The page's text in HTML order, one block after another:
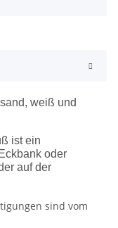
weiß und
ist ein
oder
auf der
sind vom